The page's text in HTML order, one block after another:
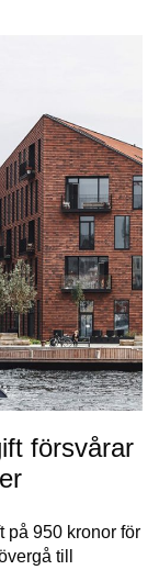
försvårar
på 950 kronor för
till